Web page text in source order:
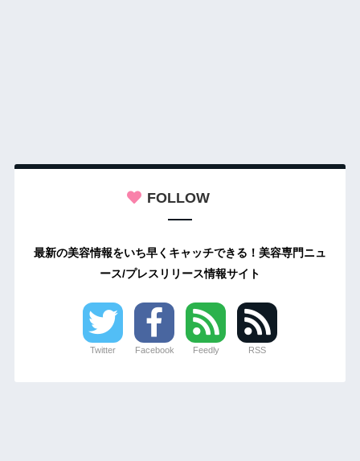
FOLLOW
最新の美容情報をいち早くキャッチできる！美容専門ニュ
ース/プレスリリース情報サイト
Twitter Facebook Feedly RSS